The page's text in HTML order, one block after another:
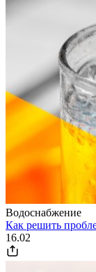
Водоснабжение
Как решить
16.02